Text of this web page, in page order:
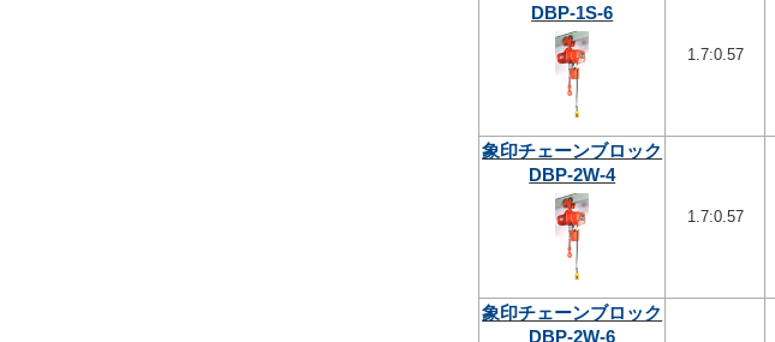
DBP-1S-6
1.7:0.57
象印チェーンブロック
DBP-2W-4
1.7:0.57
象印チェーンブロック
DBP-2W-6